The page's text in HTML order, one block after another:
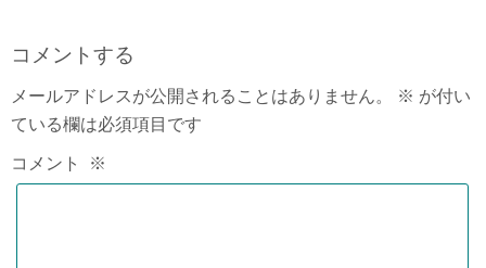
コメントする
メールアドレスが公開されることはありません。 ※ が付い
ている欄は必須項目です
コメント ※